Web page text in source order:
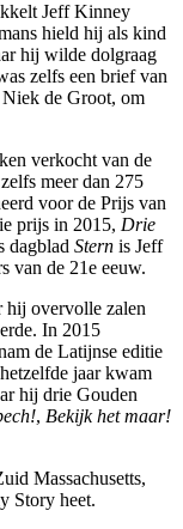
Jeff Kinney
hield hij als kind
hij wilde dolgraag
zelfs een brief van
de Groot, om
verkocht van de
meer dan 275
voor de Prijs van
prijs in 2015, Drie
dagblad Stern is Jeff
van de 21e eeuw.
hij overvolle zalen
In 2015
de Latijnse editie
jaar kwam
hij drie Gouden
, Bekijk het maar!
Massachusetts,
Story heet.